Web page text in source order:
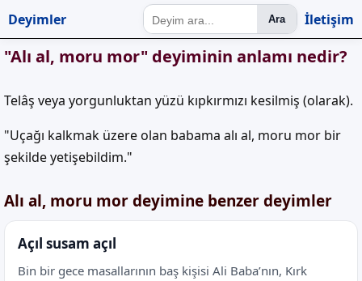
Deyimler Ara İletişim
"Alı al, moru mor" deyiminin anlamı nedir?
Telâş veya yorgunluktan yüzü kıpkırmızı kesilmiş (olarak).
"Uçağı kalkmak üzere olan babama alı al, moru mor bir
şekilde yetişebildim."
Alı al, moru mor deyimine benzer deyimler
Açıl susam açıl
Bin bir gece masallarının baş kişisi Ali Baba’nın, Kırk